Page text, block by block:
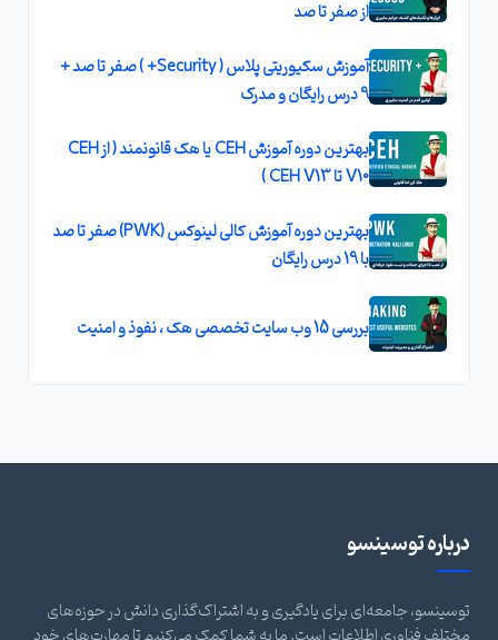
از صفر تا صد
آموزش سکیوریتی پلاس ( Security+ ) صفر تا صد +
9 درس رایگان و مدرک
بهترین دوره آموزش CEH یا هک قانونمند ( از CEH
V10 تا CEH V13 )
بهترین دوره آموزش کالی لینوکس (PWK) صفر تا صد
با 19 درس رایگان
بررسی 15 وب سایت تخصصی هک ، نفوذ و امنیت
درباره توسینسو
توسینسو، جامعه‌ای برای یادگیری و به اشتراک‌گذاری دانش در حوزه‌های